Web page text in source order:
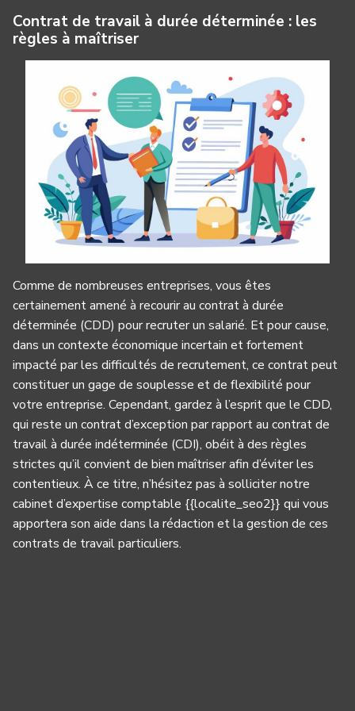
Contrat de travail à durée déterminée : les
règles à maîtriser
Comme de nombreuses entreprises, vous êtes
certainement amené à recourir au contrat à durée
déterminée (CDD) pour recruter un salarié. Et pour cause,
dans un contexte économique incertain et fortement
impacté par les difficultés de recrutement, ce contrat peut
constituer un gage de souplesse et de flexibilité pour
votre entreprise. Cependant, gardez à l’esprit que le CDD,
qui reste un contrat d’exception par rapport au contrat de
travail à durée indéterminée (CDI), obéit à des règles
strictes qu’il convient de bien maîtriser afin d’éviter les
contentieux. À ce titre, n’hésitez pas à solliciter notre
cabinet d’expertise comptable {{localite_seo2}} qui vous
apportera son aide dans la rédaction et la gestion de ces
contrats de travail particuliers.